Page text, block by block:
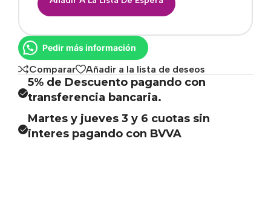
Pedir más información
Comparar Añadir a la lista de deseos
5% de Descuento pagando con
transferencia bancaria.
Martes y jueves 3 y 6 cuotas sin
interes pagando con BVVA